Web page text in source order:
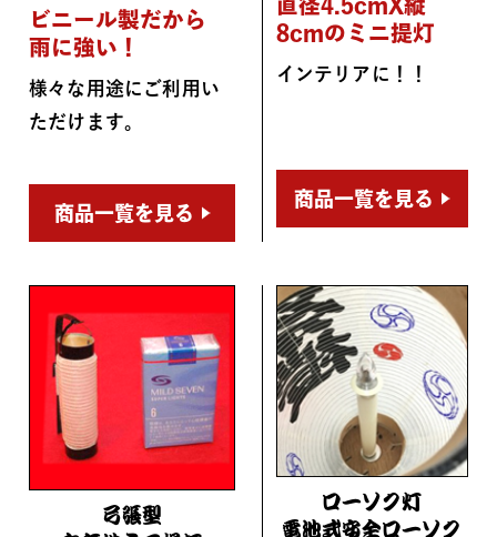
ビニール製だから
雨に強い！
様々な用途にご利用い
ただけます。
商品一覧を見る
直径4.5cmX縦
8cmのミニ提灯
インテリアに！！
商品一覧を見る
弓張型
ローソク灯
電池式安全ローソク